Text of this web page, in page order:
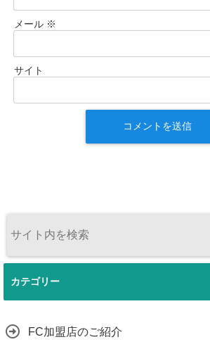
メール ※
サイト
カテゴリー
FC加盟店のご紹介